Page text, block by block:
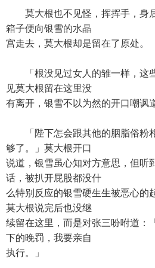
莫大根也不见怪，挥挥手，身
箱子便向银雪的水晶
宫走去，莫大根却是留在了原处。
「根没见过女人的雏一样，这些
见莫大根留在这里没
有离开，银雪不以为然的开口嘲讽
「陛下怎会跟其他的胭脂俗粉
够了。」莫大根开口
说道，银雪虽心知对方意思，但听
话，被扒开屁股都没什
么特别反应的银雪硬生生被恶心的
莫大根说完后也没继
续留在这里，而是对张三吩咐道：
下的晚罚，我要亲自
执行。」